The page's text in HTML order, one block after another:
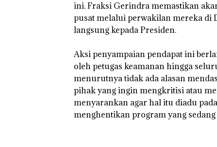
ini. Fraksi Gerindra memastikan
pusat melalui perwakilan mereka di
langsung kepada Presiden.
‎Aksi penyampaian pendapat ini
oleh petugas keamanan hingga
menurutnya tidak ada alasan
pihak yang ingin mengkritisi atau
menyarankan agar hal itu diadu
menghentikan program yang